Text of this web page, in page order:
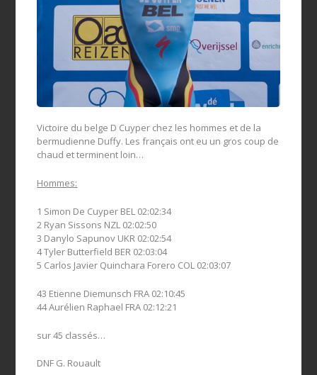
Victoire du belge D Cuyper chez les hommes et de la
bermudienne Duffy. Les français ont eu un gros coup de
chaud et terminent loin…
Hommes:
1 Simon De Cuyper BEL 02:02:34
2 Ryan Sissons NZL 02:02:50
3 Danylo Sapunov UKR 02:02:54
4 Tyler Butterfield BER 02:03:04
5 Carlos Javier Quinchara Forero COL 02:03:07
43 Etienne Diemunsch FRA 02:10:45
44 Aurélien Raphael FRA 02:12:21
sur 45 classés…
DNF G. Rouault